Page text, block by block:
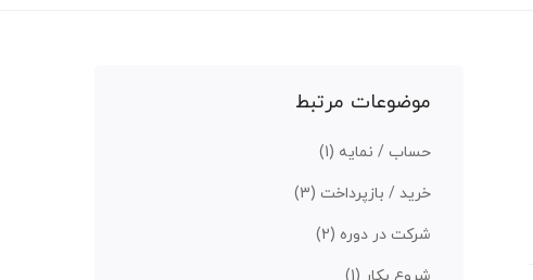
موضوعات مرتبط
حساب / نمایه (1)
خرید / بازپرداخت (3)
شرکت در دوره (2)